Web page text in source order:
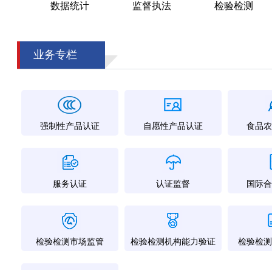
数据统计 监督执法 检验检测
业务专栏
强制性产品认证 自愿性产品认证 食品
服务认证 认证监督 国际
检验检测市场监管 检验检测机构能力验证 检验检